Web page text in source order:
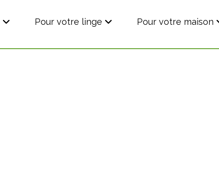
Pour votre linge Pour votre maison